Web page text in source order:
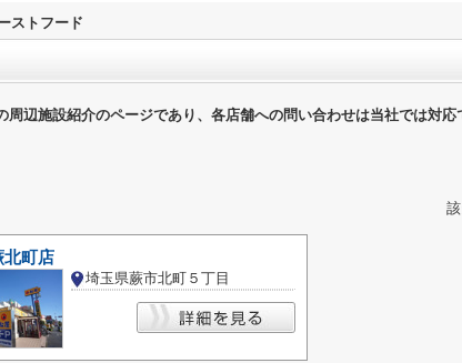
ストフード
辺施設紹介のページであり、各店舗への問い合わせは当社では対応
北町店
埼玉県蕨市北町５丁目